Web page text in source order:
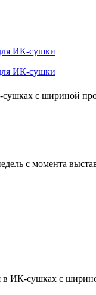
с шириной
с момента
в ИК-сушках с